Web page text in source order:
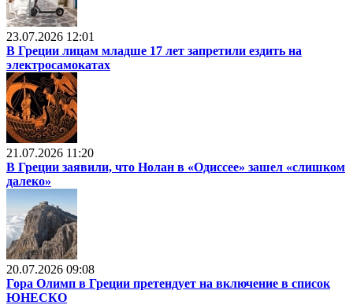
23.07.2026 12:01
В Греции лицам младше 17 лет запретили ездить на
электросамокатах
21.07.2026 11:20
В Греции заявили, что Нолан в «Одиссее» зашел «слишком
далеко»
20.07.2026 09:08
Гора Олимп в Греции претендует на включение в список
ЮНЕСКО